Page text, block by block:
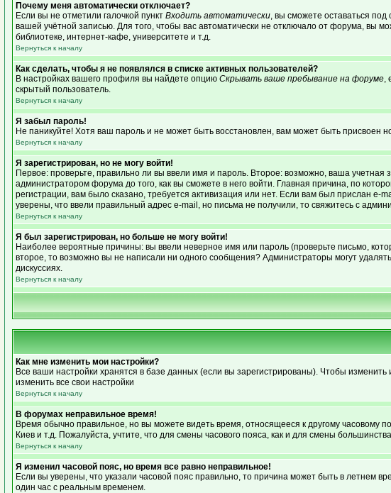
Почему меня автоматически отключает?
Если вы не отметили галочкой пункт Входить автоматически, вы сможете оставаться под
вашей учётной записью. Для того, чтобы вас автоматически не отключало от форума, вы
библиотеке, интернет-кафе, университете и т.д.
Вернуться к началу
Как сделать, чтобы я не появлялся в списке активных пользователей?
В настройках вашего профиля вы найдете опцию Скрывать ваше пребывание на форуме,
скрытый пользователь.
Вернуться к началу
Я забыл пароль!
Не паникуйте! Хотя ваш пароль и не может быть восстановлен, вам может быть присвоен
Вернуться к началу
Я зарегистрирован, но не могу войти!
Первое: проверьте, правильно ли вы ввели имя и пароль. Второе: возможно, ваша
администратором форума до того, как вы сможете в него войти. Главная причина, по
регистрации, вам было сказано, требуется активизация или нет. Если вам был прислан
уверены, что ввели правильный адрес e-mail, но письма не получили, то свяжитесь с
Вернуться к началу
Я был зарегистрирован, но больше не могу войти!
Наиболее вероятные причины: вы ввели неверное имя или пароль (проверьте письмо,
второе, то возможно вы не написали ни одного сообщения? Администраторы могут
дискуссиях.
Вернуться к началу
Как мне изменить мои настройки?
Все ваши настройки хранятся в базе данных (если вы зарегистрированы). Чтобы изменить
изменить все свои настройки
Вернуться к началу
В форумах неправильное время!
Время обычно правильное, но вы можете видеть время, относящееся к другому часовому
Киев и т.д. Пожалуйста, учтите, что для смены часового пояса, как и для смены
Вернуться к началу
Я изменил часовой пояс, но время все равно неправильное!
Если вы уверены, что указали часовой пояс правильно, то причина может быть в летнем
один час с реальным временем.